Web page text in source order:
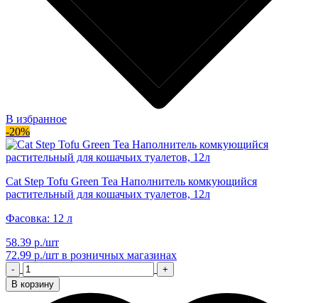
В избранное
-20%
Cat Step Tofu Green Tea Наполнитель комкующийся
растительный для кошачьих туалетов, 12л
Фасовка: 12 л
58.39 р./шт
72.99 р./шт в розничных магазинах
-
+
В корзину